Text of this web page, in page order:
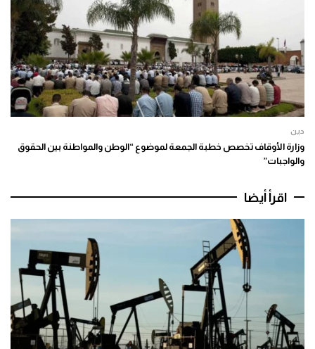
دين
وزارة الأوقاف تخصص خطبة الجمعة لموضوع “الوطن والمواطنة بين الحقوق
والواجبات”
اقرأ أيضا